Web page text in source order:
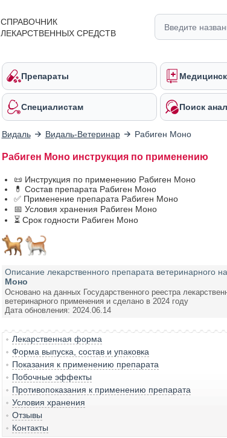
СПРАВОЧНИК
ЛЕКАРСТВЕННЫХ СРЕДСТВ
Препараты
Специалистам Поиск
Видаль Видаль-Ветеринар Рабиген Моно
Рабиген Моно инструкция по применению
📜 Инструкция по применению Рабиген Моно
💊 Состав препарата Рабиген Моно
✅ Применение препарата Рабиген Моно
📅 Условия хранения Рабиген Моно
⏳ Срок годности Рабиген Моно
Описание лекарственного препарата ветеринарного
Моно
Основано на данных Государственного реестра
ветеринарного применения и сделано в 2024 году
Дата обновления: 2024.06.14
Лекарственная форма
Форма выпуска, состав и упаковка
Показания к применению препарата
Побочные эффекты
Противопоказания к применению препарата
Условия хранения
Отзывы
Контакты